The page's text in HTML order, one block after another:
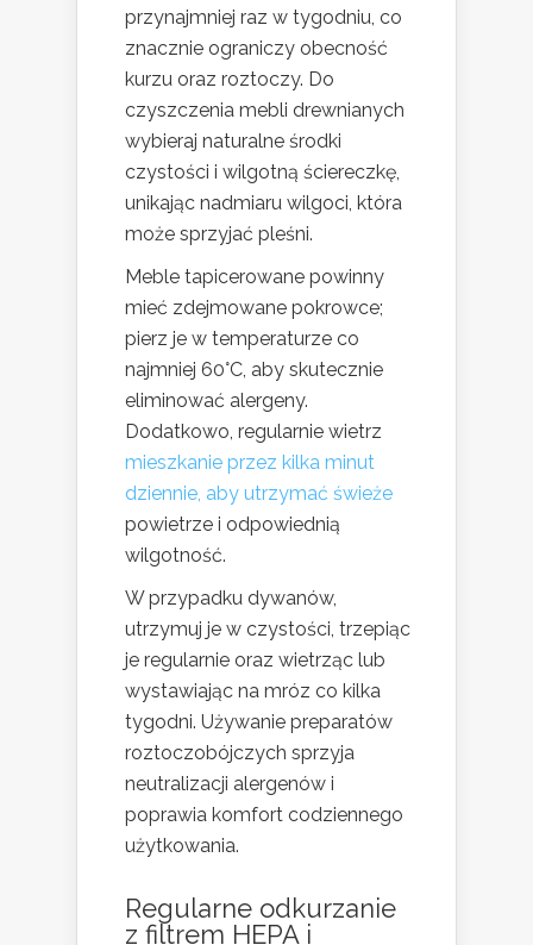
przynajmniej raz w tygodniu, co
znacznie ograniczy obecność
kurzu oraz roztoczy. Do
czyszczenia mebli drewnianych
wybieraj naturalne środki
czystości i wilgotną ściereczkę,
unikając nadmiaru wilgoci, która
może sprzyjać pleśni.
Meble tapicerowane powinny
mieć zdejmowane pokrowce;
pierz je w temperaturze co
najmniej 60°C, aby skutecznie
eliminować alergeny.
Dodatkowo, regularnie wietrz
mieszkanie przez kilka minut
dziennie, aby utrzymać świeże
powietrze i odpowiednią
wilgotność.
W przypadku dywanów,
utrzymuj je w czystości, trzepiąc
je regularnie oraz wietrząc lub
wystawiając na mróz co kilka
tygodni. Używanie preparatów
roztoczobójczych sprzyja
neutralizacji alergenów i
poprawia komfort codziennego
użytkowania.
Regularne odkurzanie
z filtrem HEPA i